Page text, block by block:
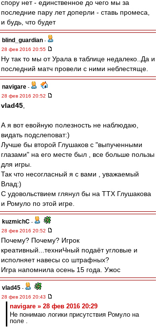
спору нет - единственное до чего мы за
последние пару лет доперли - ставь промеса,
и будь, что будет
blind_guardian -
28 фев 2016 20:55
Ну так то мы от Урала в таблице недалеко..Да и
последний матч провели с ними неблестяще.
navigare -
28 фев 2016 20:52
vlad45
А я вот евойную полезность не наблюдаю,
видать подслеповат:)
Лучше бы второй Глушаков с "выпученными
глазами" на его месте был , все больше пользы
для игры.
Так что несогласный я с вами , уважаемый
Влад:)
С удовольствием глянул бы на ТТХ Глушакова
и Ромуло по этой игре.
kuzmichC -
28 фев 2016 20:52
Почему? Почему? Игрок
креативный...техниЧный подаёт угловые и
исполняет навесы со штрафных?
Игра напомнила осень 15 года. Ужос
vlad45 -
28 фев 2016 20:43
navigare » 28 фев 2016 20:29
Не понимаю логики присутствия Ромуло на
поле .